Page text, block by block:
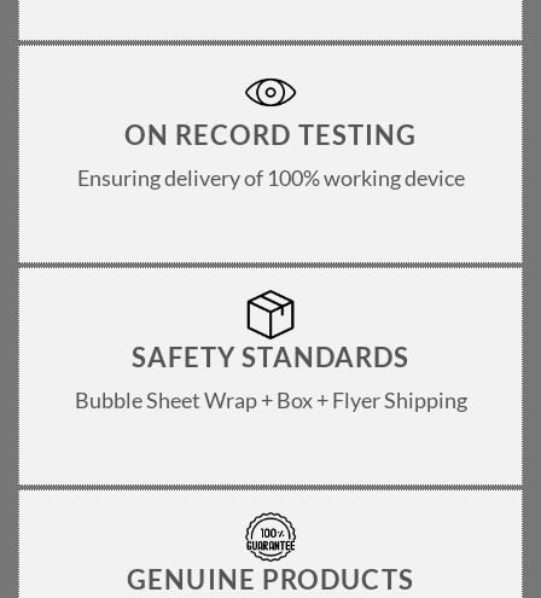
ON RECORD TESTING
Ensuring delivery of 100% working device
SAFETY STANDARDS
Bubble Sheet Wrap + Box + Flyer Shipping
GENUINE PRODUCTS